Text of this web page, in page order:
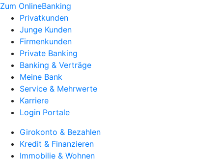
Zum OnlineBanking
Privatkunden
Junge Kunden
Firmenkunden
Private Banking
Banking & Verträge
Meine Bank
Service & Mehrwerte
Karriere
Login Portale
Girokonto & Bezahlen
Kredit & Finanzieren
Immobilie & Wohnen